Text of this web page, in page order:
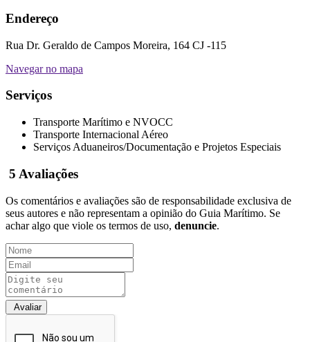
Endereço
Rua Dr. Geraldo de Campos Moreira, 164 CJ -115
Navegar no mapa
Serviços
Transporte Marítimo e NVOCC
Transporte Internacional Aéreo
Serviços Aduaneiros/Documentação e Projetos Especiais
5 Avaliações
Os comentários e avaliações são de responsabilidade exclusiva de
seus autores e não representam a opinião do Guia Marítimo. Se
achar algo que viole os termos de uso, denuncie.
Avaliar